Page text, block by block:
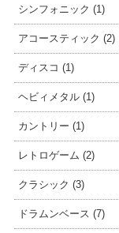
シンフォニック (1)
アコースティック (2)
ディスコ (1)
ヘビィメタル (1)
カントリー (1)
レトロゲーム (2)
クラシック (3)
ドラムンベース (7)